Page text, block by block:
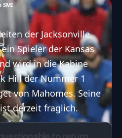
SMI
der Jacksonville
Spieler der Kansas
wird in die Kabine
Hill der Nummer 1
von Mahomes. Seine
derzeit fraglich.